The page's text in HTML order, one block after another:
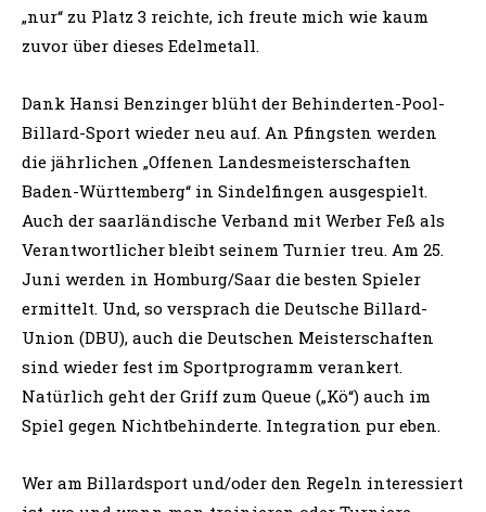
„nur“ zu Platz 3 reichte, ich freute mich wie kaum
zuvor über dieses Edelmetall.
Dank Hansi Benzinger blüht der Behinderten-Pool-
Billard-Sport wieder neu auf. An Pfingsten werden
die jährlichen „Offenen Landesmeisterschaften
Baden-Württemberg“ in Sindelfingen ausgespielt.
Auch der saarländische Verband mit Werber Feß als
Verantwortlicher bleibt seinem Turnier treu. Am 25.
Juni werden in Homburg/Saar die besten Spieler
ermittelt. Und, so versprach die Deutsche Billard-
Union (DBU), auch die Deutschen Meisterschaften
sind wieder fest im Sportprogramm verankert.
Natürlich geht der Griff zum Queue („Kö“) auch im
Spiel gegen Nichtbehinderte. Integration pur eben.
Wer am Billardsport und/oder den Regeln interessiert